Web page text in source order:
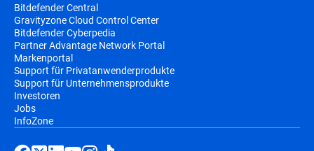
Bitdefender Central
Gravityzone Cloud Control Center
Bitdefender Cyberpedia
Partner Advantage Network Portal
Markenportal
Support für Privatanwenderprodukte
Support für Unternehmensprodukte
Investoren
Jobs
InfoZone